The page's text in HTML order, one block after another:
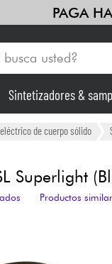
PAGA
Sintetizadores &
de cuerpo sólido
Superlight
Productos